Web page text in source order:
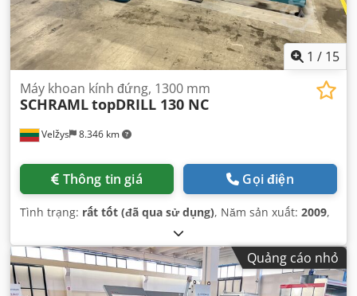
1 / 15
Velžys 8.346 km
Máy khoan kính đứng, 1300 mm
SCHRAMLtopDRILL 130 NC
Thông tin giá Gọi điện
Tình trạng: rất tốt (đã qua sử dụng), Năm sản xuất: 2009,
Quảng cáo nhỏ